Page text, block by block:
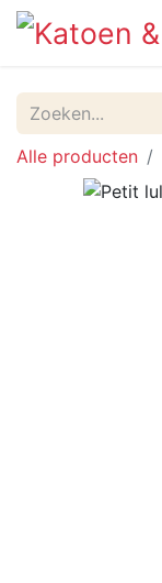
Alle producten